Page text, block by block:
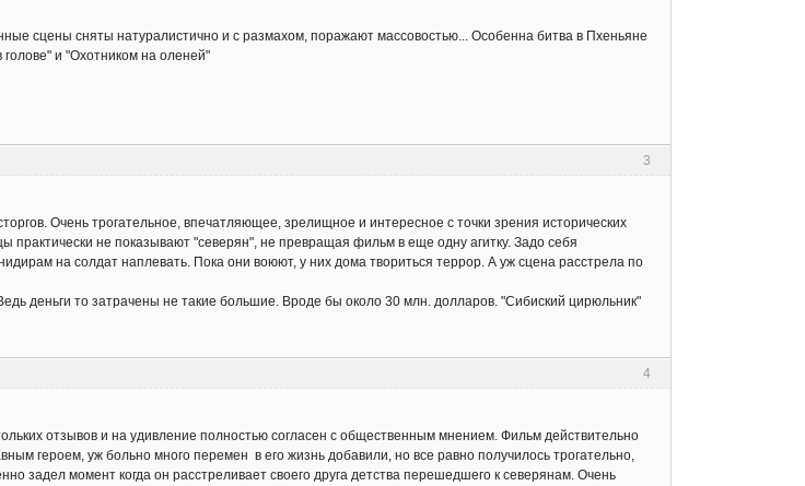
сцены сняты натуралистично и с размахом, поражают массовостью... Особенна битва в Пхеньяне
и "Охотником на оленей"
3
Очень трогательное, впечатляющее, зрелищное и интересное с точки зрения исторических
не показывают "северян", не превращая фильм в еще одну агитку. Задо себя
на солдат наплевать. Пока они воюют, у них дома твориться террор. А уж сцена расстрела по
деньги то затрачены не такие большие. Вроде бы около 30 млн. долларов. "Сибиский цирюльник"
4
отзывов и на удивление полностью согласен с общественным мнением. Фильм действительно
героем, уж больно много перемен в его жизнь добавили, но все равно получилось трогательно,
задел момент когда он расстреливает своего друга детства перешедшего к северянам. Очень